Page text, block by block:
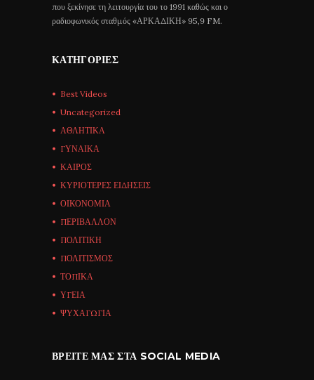
που ξεκίνησε τη λειτουργία του το 1991 καθώς και ο
ραδιοφωνικός σταθμός «ΑΡΚΑΔΙΚΗ» 95,9 FM.
ΚΑΤΗΓΟΡΊΕΣ
Best Videos
Uncategorized
ΑΘΛΗΤΙΚΑ
ΓΥΝΑΙΚΑ
ΚΑΙΡΟΣ
ΚΥΡΙΟΤΕΡΕΣ ΕΙΔΗΣΕΙΣ
ΟΙΚΟΝΟΜΙΑ
ΠΕΡΙΒΑΛΛΟΝ
ΠΟΛΙΤΙΚΗ
ΠΟΛΙΤΙΣΜΟΣ
ΤΟΠΙΚΑ
ΥΓΕΙΑ
ΨΥΧΑΓΩΓΙΑ
ΒΡΕΊΤΕ ΜΑΣ ΣΤΑ SOCIAL MEDIA